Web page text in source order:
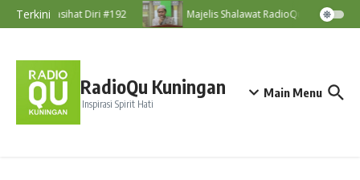
Lewati ke konten
TerkiniNasihat Diri #192 Majelis Shalawat RadioQu Bersama
RadioQu Kuningan
Inspirasi Spirit Hati
Main Menu